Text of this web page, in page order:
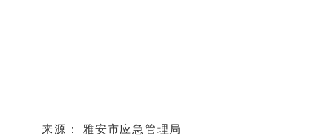
来源： 雅安市应急管理局